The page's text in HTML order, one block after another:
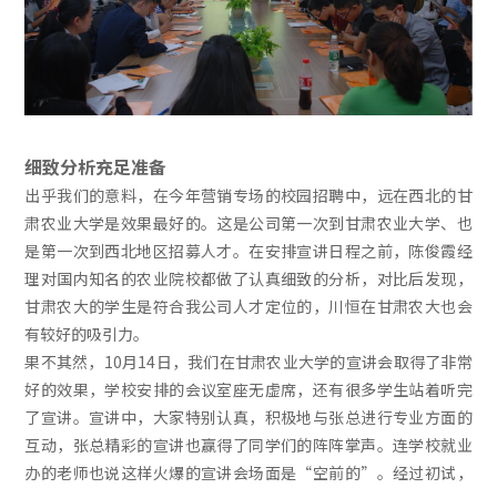
细致分析充足准备
出乎我们的意料，在今年营销专场的校园招聘中，远在西北的甘
肃农业大学是效果最好的。这是公司第一次到甘肃农业大学、也
是第一次到西北地区招募人才。在安排宣讲日程之前，陈俊霞经
理对国内知名的农业院校都做了认真细致的分析，对比后发现，
甘肃农大的学生是符合我公司人才定位的，川恒在甘肃农大也会
有较好的吸引力。
果不其然，10月14日，我们在甘肃农业大学的宣讲会取得了非常
好的效果，学校安排的会议室座无虚席，还有很多学生站着听完
了宣讲。宣讲中，大家特别认真，积极地与张总进行专业方面的
互动，张总精彩的宣讲也赢得了同学们的阵阵掌声。连学校就业
办的老师也说这样火爆的宣讲会场面是“空前的”。经过初试，